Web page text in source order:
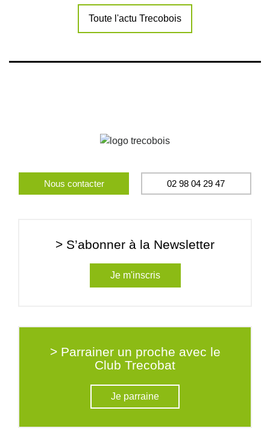
Toute l'actu Trecobois
Nous contacter 02 98 04 29 47
> S’abonner à la Newsletter
Je m'inscris
> Parrainer un proche avec le
Club Trecobat
Je parraine